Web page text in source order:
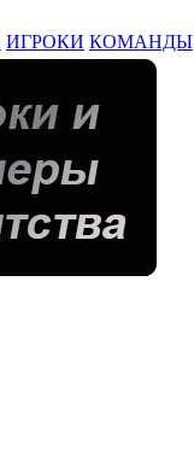
ИГРОКИ КОМАНДЫ